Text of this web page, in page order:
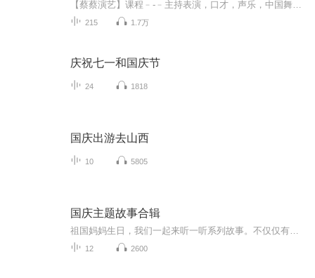
215 1.7万
庆祝七一和国庆节
24 1818
国庆出游去山西
10 5805
国庆主题故事合辑
12 2600